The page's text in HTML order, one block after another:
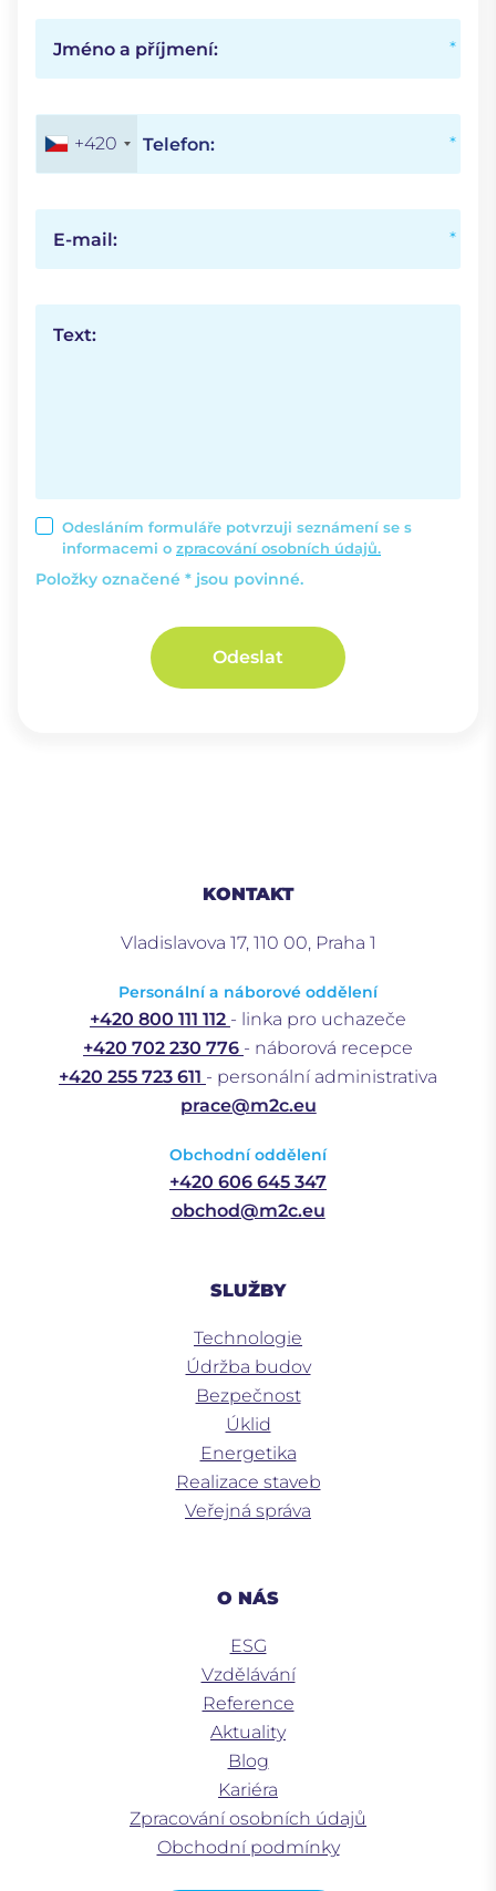
Jméno a příjmení:
Telefon:
+420
E-mail:
Text:
Odesláním formuláře potvrzuji seznámení se s
informacemi o zpracování osobních údajů.
Položky označené * jsou povinné.
Odeslat
KONTAKT
Vladislavova 17, 110 00, Praha 1
Personální a náborové oddělení
+420 800 111 112 - linka pro uchazeče
+420 702 230 776 - náborová recepce
+420 255 723 611 - personální administrativa
prace@m2c.eu
Obchodní oddělení
+420 606 645 347
obchod@m2c.eu
SLUŽBY
Technologie
Údržba budov
Bezpečnost
Úklid
Energetika
Realizace staveb
Veřejná správa
O NÁS
ESG
Vzdělávání
Reference
Aktuality
Blog
Kariéra
Zpracování osobních údajů
Obchodní podmínky